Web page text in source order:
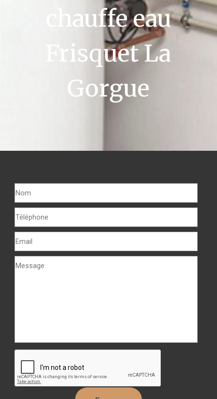
chauffe eau
Frisquet La
Gorgue